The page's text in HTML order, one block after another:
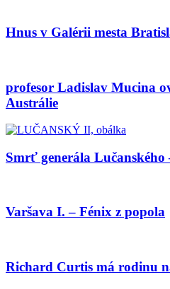
Hnus v Galérii mesta
profesor Ladislav Mucina
Austrálie
Smrť generála Lučanského
Varšava I. – Fénix z popola
Richard Curtis má rodinu